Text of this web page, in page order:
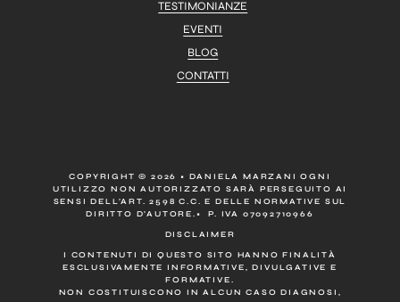
TESTIMONIANZE
EVENTI
BLOG
CONTATTI
COPYRIGHT © 2026 • DANIELA MARZANI OGNI
UTILIZZO NON AUTORIZZATO SARÀ PERSEGUITO AI
SENSI DELL’ART. 2598 C.C. E DELLE NORMATIVE SUL
DIRITTO D’AUTORE.• P. IVA 07092710966
DISCLAIMER
I CONTENUTI DI QUESTO SITO HANNO FINALITÀ
ESCLUSIVAMENTE INFORMATIVE, DIVULGATIVE E
FORMATIVE.
NON COSTITUISCONO IN ALCUN CASO DIAGNOSI,